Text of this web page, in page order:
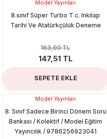
Model Yayınları
8.sınıf Süper Turbo T.c. Inkilap
Tarihi Ve Atatürkçülük Deneme
163,90 TL
147,51 TL
SEPETE EKLE
Model Yayınları
8. Sınıf Sadece Birinci Dönem Soru
Bankası / Kolektif / Model Eğitim
Yayıncılık / 9786256923041